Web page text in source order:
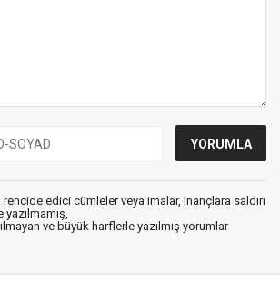
edici cümleler veya imalar, inançlara saldırı
ve büyük harflerle yazılmış yorumlar